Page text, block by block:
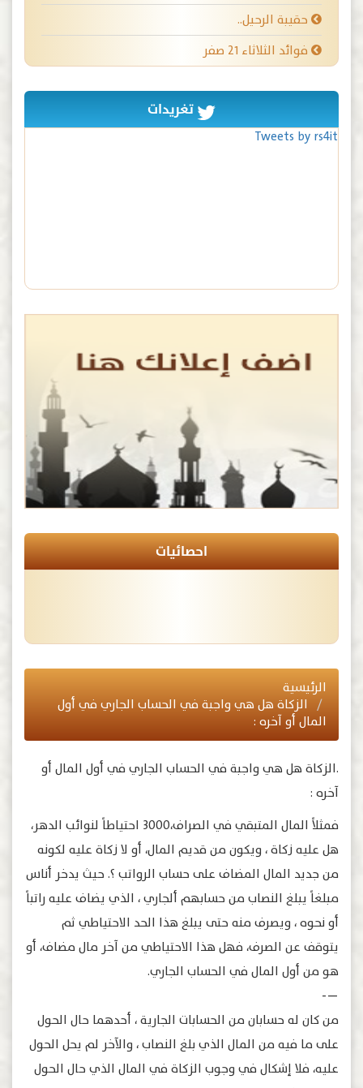
حقيبة الرحيل..
فوائد الثلاثاء ٢١ صفر
تغريدات
Tweets by rs4it
احصائيات
الرئيسية
الزكاة هل هي واجبة في الحساب الجاري في أول
المال أو آخره :
.الزكاة هل هي واجبة في الحساب الجاري في أول المال أو
آخره :
فمثلاً المال المتبقي في الصراف،٣٠٠٠ احتياطاً لنوائب الدهر،
هل عليه زكاة ، ويكون من قديم المال، أو لا زكاة عليه لكونه
من جديد المال المضاف على حساب الرواتب ؟. حيث يدخر أناس
مبلغاً يبلغ النصاب من حسابهم ألجاري ، الذي يضاف عليه راتباً
أو نحوه ، ويصرف منه حتى يبلغ هذا الحد الاحتياطي ثم
يتوقف عن الصرف، فهل هذا الاحتياطي من آخر مال مضاف، أو
هو من أول المال في الحساب الجاري.
—-
من كان له حسابان من الحسابات الجارية ، أحدهما حال الحول
على ما فيه من المال الذي بلغ النصاب ، والآخر لم يحل الحول
عليه، فلا إشكال في وجوب الزكاة في المال الذي حال الحول